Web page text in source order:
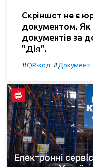
Скріншот не є
документом. Як
документів за
"Дія".
#QR-код #Документ